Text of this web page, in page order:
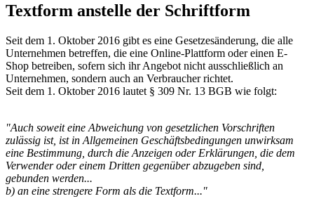
Textform anstelle der Schriftform
Seit dem 1. Oktober 2016 gibt es eine Gesetzesänderung, die alle
Unternehmen betreffen, die eine Online-Plattform oder einen E-
Shop betreiben, sofern sich ihr Angebot nicht ausschließlich an
Unternehmen, sondern auch an Verbraucher richtet.
Seit dem 1. Oktober 2016 lautet § 309 Nr. 13 BGB wie folgt:
"Auch soweit eine Abweichung von gesetzlichen Vorschriften
zulässig ist, ist in Allgemeinen Geschäftsbedingungen unwirksam
eine Bestimmung, durch die Anzeigen oder Erklärungen, die dem
Verwender oder einem Dritten gegenüber abzugeben sind,
gebunden werden...
b) an eine strengere Form als die Textform..."